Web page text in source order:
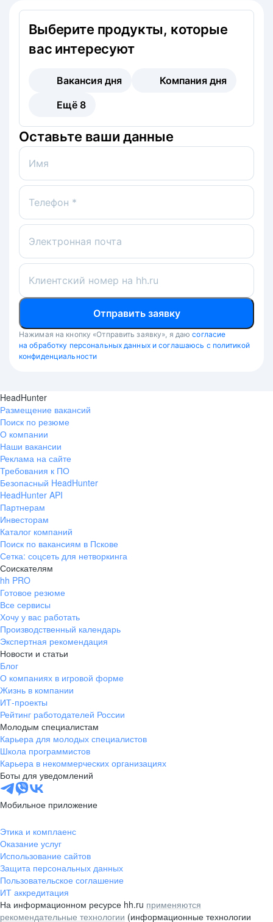
Выберите продукты, которые
вас интересуют
Вакансия дня
Компания дня
Ещё 8
Оставьте ваши данные
Имя
Телефон *
Электронная почта
Клиентский номер на hh.ru
Отправить заявку
Нажимая на кнопку «Отправить заявку», я даю согласие
на обработку персональных данных и соглашаюсь с политикой
конфиденциальности
HeadHunter
Размещение вакансий
Поиск по резюме
О компании
Наши вакансии
Реклама на сайте
Требования к ПО
Безопасный HeadHunter
HeadHunter API
Партнерам
Инвесторам
Каталог компаний
Поиск по вакансиям в Пскове
Сетка: соцсеть для нетворкинга
Соискателям
hh PRO
Готовое резюме
Все сервисы
Хочу у вас работать
Производственный календарь
Экспертная рекомендация
Новости и статьи
Блог
О компаниях в игровой форме
Жизнь в компании
ИТ-проекты
Рейтинг работодателей России
Молодым специалистам
Карьера для молодых специалистов
Школа программистов
Карьера в некоммерческих организациях
Боты для уведомлений
Мобильное приложение
Этика и комплаенс
Оказание услуг
Использование сайтов
Защита персональных данных
Пользовательское соглашение
ИТ аккредитация
На информационном ресурсе hh.ru применяются
рекомендательные технологии (информационные технологии